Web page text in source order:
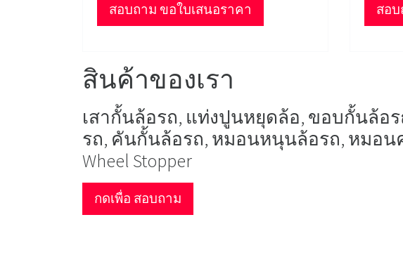
สอบถาม ขอใบเสนอราคา สอบ
สินค้าของเรา
เสากั้นล้อรถ, แท่งปูนหยุดล้อ, ขอบกั้นล้
รถ, คันกั้นล้อรถ, หมอนหนุนล้อรถ, หมอ
Wheel Stopper
กดเพื่อ สอบถาม